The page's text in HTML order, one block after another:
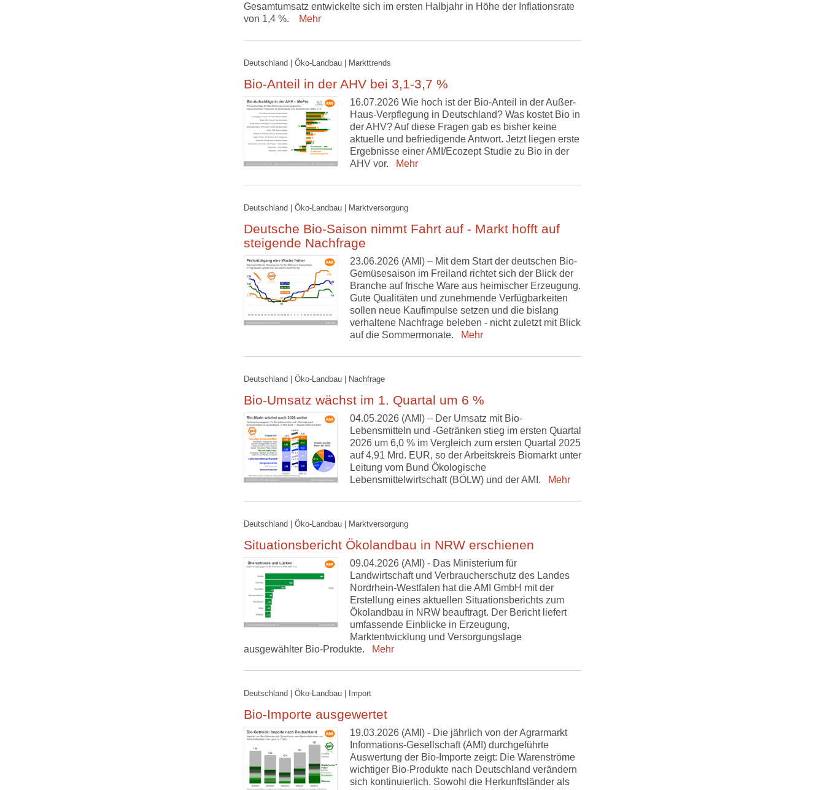
Gesamtumsatz entwickelte sich im ersten Halbjahr in Höhe der Inflationsrate
von 1,4 %.
Mehr
Deutschland | Öko-Landbau | Markttrends
Bio-Anteil in der AHV bei 3,1-3,7 %
16.07.2026 Wie hoch ist der Bio-Anteil in der Außer-
Haus-Verpflegung in Deutschland? Was kostet Bio in
der AHV? Auf diese Fragen gab es bisher keine
aktuelle und befriedigende Antwort. Jetzt liegen erste
Ergebnisse einer AMI/Ecozept Studie zu Bio in der
AHV vor.
Mehr
Deutschland | Öko-Landbau | Marktversorgung
Deutsche Bio-Saison nimmt Fahrt auf - Markt hofft auf
steigende Nachfrage
23.06.2026 (AMI) – Mit dem Start der deutschen Bio-
Gemüsesaison im Freiland richtet sich der Blick der
Branche auf frische Ware aus heimischer Erzeugung.
Gute Qualitäten und zunehmende Verfügbarkeiten
sollen neue Kaufimpulse setzen und die bislang
verhaltene Nachfrage beleben - nicht zuletzt mit Blick
auf die Sommermonate.
Mehr
Deutschland | Öko-Landbau | Nachfrage
Bio-Umsatz wächst im 1. Quartal um 6 %
04.05.2026 (AMI) – Der Umsatz mit Bio-
Lebensmitteln und -Getränken stieg im ersten Quartal
2026 um 6,0 % im Vergleich zum ersten Quartal 2025
auf 4,91 Mrd. EUR, so der Arbeitskreis Biomarkt unter
Leitung vom Bund Ökologische
Lebensmittelwirtschaft (BÖLW) und der AMI.
Mehr
Deutschland | Öko-Landbau | Marktversorgung
Situationsbericht Ökolandbau in NRW erschienen
09.04.2026 (AMI) - Das Ministerium für
Landwirtschaft und Verbraucherschutz des Landes
Nordrhein-Westfalen hat die AMI GmbH mit der
Erstellung eines aktuellen Situationsberichts zum
Ökolandbau in NRW beauftragt. Der Bericht liefert
umfassende Einblicke in Erzeugung,
Marktentwicklung und Versorgungslage
ausgewählter Bio-Produkte.
Mehr
Deutschland | Öko-Landbau | Import
Bio-Importe ausgewertet
19.03.2026 (AMI) - Die jährlich von der Agrarmarkt
Informations-Gesellschaft (AMI) durchgeführte
Auswertung der Bio-Importe zeigt: Die Warenströme
wichtiger Bio-Produkte nach Deutschland verändern
sich kontinuierlich. Sowohl die Herkunftsländer als